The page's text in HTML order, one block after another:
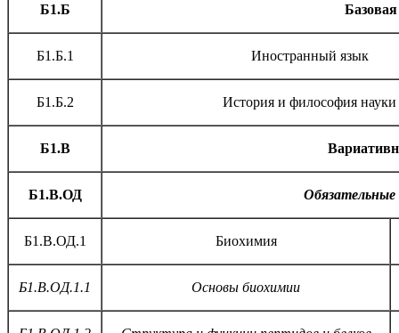
Б1.Б
Б1.Б.1 Иностранный язык
Б1.Б.2 История и философия науки
Б1.В
Б1.В.ОД
Б1.В.ОД.1 Биохимия
Б1.В.ОД.1.1 Основы биохимии